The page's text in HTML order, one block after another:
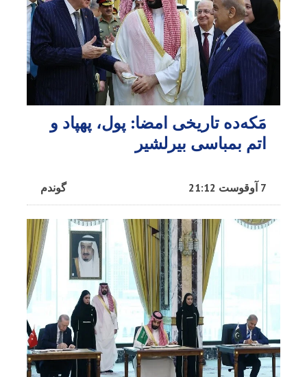
مَکه‌ده تاریخی امضا: پول، پهپاد و
اتم بمباسی بیرلشیر
گوندم 7 آوقوست 21:12